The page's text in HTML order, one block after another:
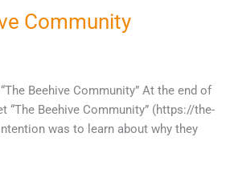
Community
Beehive Community” At the end of
“The Beehive Community” (https://the-
was to learn about why they